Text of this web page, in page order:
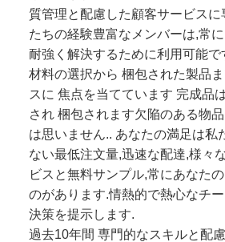
質管理と配慮した顧客サービス
たちの経験豊富なメンバーは,常
耐強く解決するために利用可能で
材料の選択から 梱包された製品
スに 焦点を当てています 完成品
され 梱包されます欠陥のある物
は思いません.. あなたの満足は私
ない最低注文量,迅速な配達,様々
ビスと無料サンプル,常にあなた
のがあります.情熱的で熱心なチ
決策を提示します.
過去10年間 専門的なスキルと配